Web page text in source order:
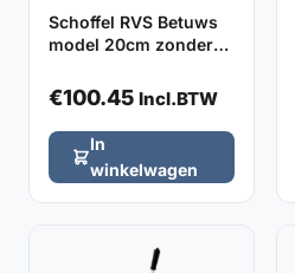
Schoffel RVS Betuws
model 20cm zonder
€100.45 Incl.BTW
In
winkelwagen